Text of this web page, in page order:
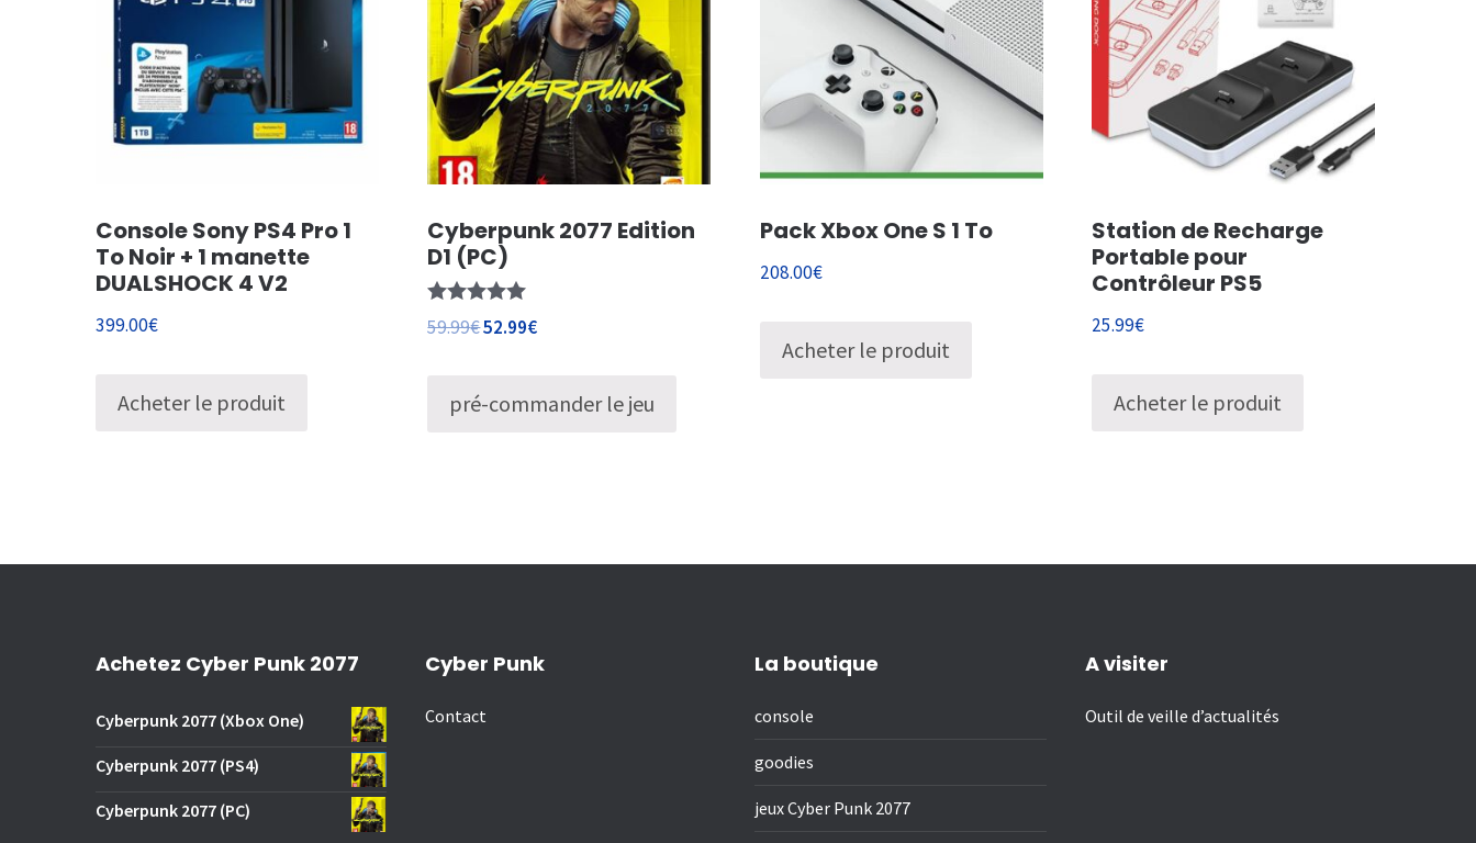
Console Sony PS4 Pro 1
To Noir + 1 manette
DUALSHOCK 4 V2
399.00€
Acheter le produit
Cyberpunk 2077 Edition
D1 (PC)
Note
5.00
59.99€52.99€
pré-commander le jeu
Pack Xbox One S 1 To
208.00€
Acheter le produit
Station de Recharge
Portable pour
Contrôleur PS5
25.99€
Acheter le produit
Achetez Cyber Punk 2077
Cyberpunk 2077 (Xbox One)
Cyberpunk 2077 (PS4)
Cyberpunk 2077 (PC)
Cyber Punk
Contact
La boutique
console
goodies
jeux Cyber Punk 2077
A visiter
Outil de veille d’actualités